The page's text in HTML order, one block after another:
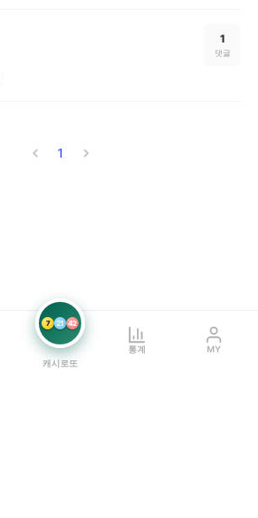
1
댓글
1
7 21 42
캐시로또
통계 MY